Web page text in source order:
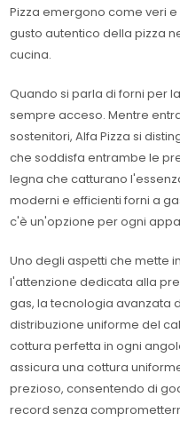
Pizza emergono come veri
gusto autentico della pizza
cucina.
Quando si parla di forni per
sempre acceso. Mentre
sostenitori, Alfa Pizza si
che soddisfa entrambe le
legna che catturano
moderni e efficienti forni a
c'è un'opzione per ogni
Uno degli aspetti che mette
l'attenzione dedicata alla
gas, la tecnologia avanzata
distribuzione uniforme del
cottura perfetta in ogni
assicura una cottura
prezioso, consentendo di
record senza